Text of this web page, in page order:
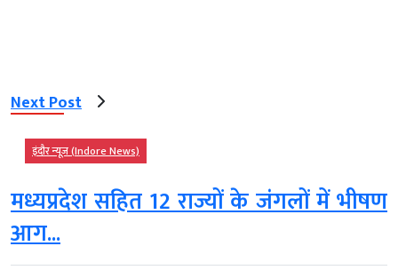
Next Post
इंदौर न्यूज़ (Indore News)
मध्यप्रदेश सहित 12 राज्यों के जंगलों में भीषण
आग...